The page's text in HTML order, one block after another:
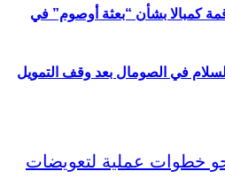
كمبالا بشأن “بعثة أوصوم” في
في الصومال بعد وقف التمويل